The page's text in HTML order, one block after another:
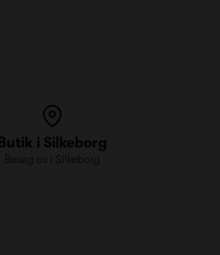
Butik i Silkeborg
Besøg os i Silkeborg